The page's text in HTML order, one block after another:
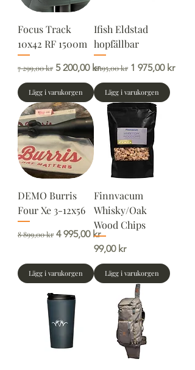
Focus Track
10x42 RF 1500m
Ordinarie pris
7 299,00 kr Reapris
5 200,00 kr
Lägg i varukorgen
Ifish Eldstad
hopfällbar
Ordinarie pris
2 195,00 kr Reapris
1 975,00 kr
Lägg i varukorgen
DEMO Burris
Four Xe 3-12x56
Ordinarie pris
8 899,00 kr Reapris
4 995,00 kr
Lägg i varukorgen
Finnvacum
Whisky/Oak
Wood Chips
Pris
99,00 kr
Lägg i varukorgen